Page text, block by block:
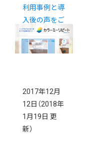
利用事例と導
入後の声をご
紹介
2017年12月
12日 （2018年
1月19日 更
新）